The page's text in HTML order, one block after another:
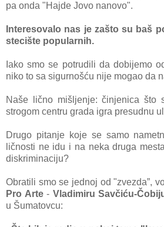
pa onda "Hajde Jovo nanovo".
Interesovalo nas je zašto su baš
stecište popularnih.
Iako smo se potrudili da dobijemo
niko to sa sigurnošću nije mogao da
Naše lično mišljenje: činjenica što
strogom centru grada igra presudnu
Drugo pitanje koje se samo
ličnosti ne idu i na neka druga
diskriminaciju?
Obratili smo se jednoj od "zvezda”,
Pro Arte- Vladimiru Savčiću-
u Šumatovcu: